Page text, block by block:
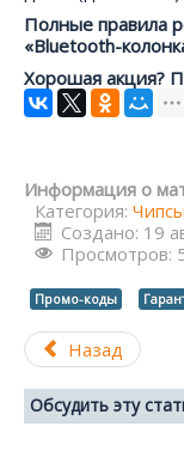
Полные правила
«Bluetooth-
Хорошая акция?
Информация о
Категория:
Создано: 19
Просмотров:
Промо-коды
Назад
Обсудить эту